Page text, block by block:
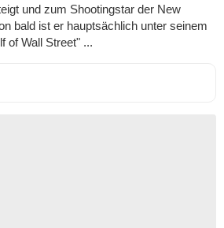
und zum Shootingstar der New
bald ist er hauptsächlich unter seinem
of Wall Street" ...